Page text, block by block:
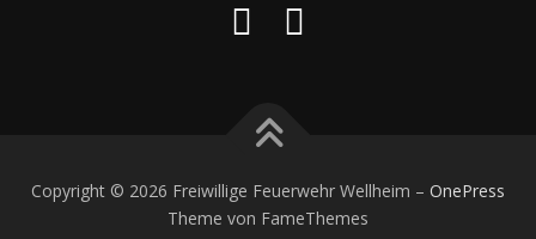
Copyright © 2026 Freiwillige Feuerwehr Wellheim – OnePress
Theme von FameThemes